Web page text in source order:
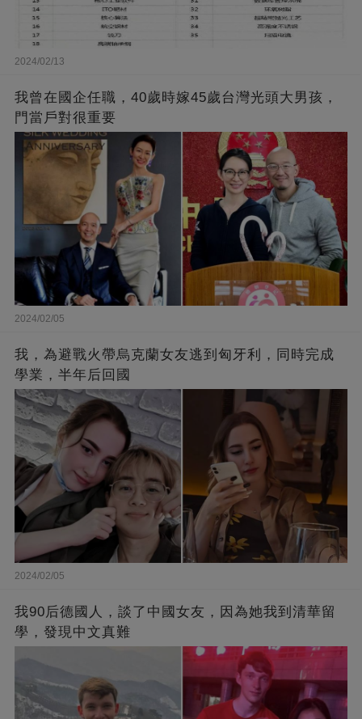
2024/02/13
我曾在國企任職，40歲時嫁45歲台灣光頭大男孩，
門當戶對很重要
2024/02/05
我，為避戰火帶烏克蘭女友逃到匈牙利，同時完成
學業，半年后回國
2024/02/05
我90后德國人，談了中國女友，因為她我到清華留
學，發現中文真難